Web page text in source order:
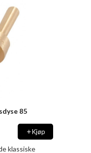
85
Kjøp
klassiske